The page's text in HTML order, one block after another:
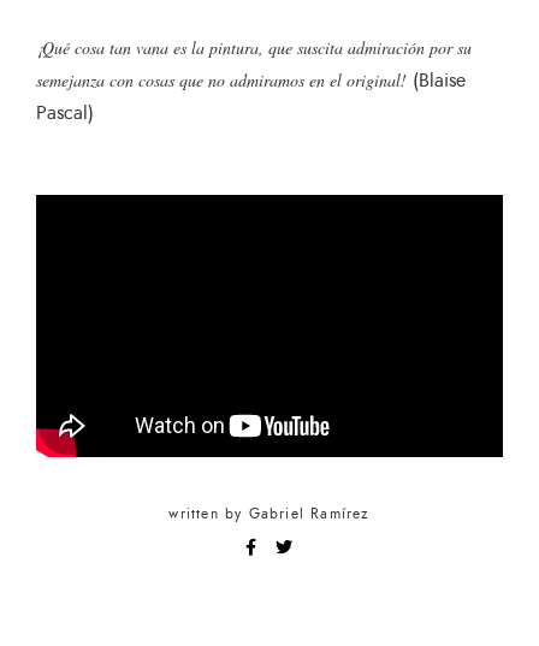
¡Qué cosa tan vana es la pintura, que suscita admiración por su
semejanza con cosas que no admiramos en el original! (Blaise
Pascal)
written by Gabriel Ramírez